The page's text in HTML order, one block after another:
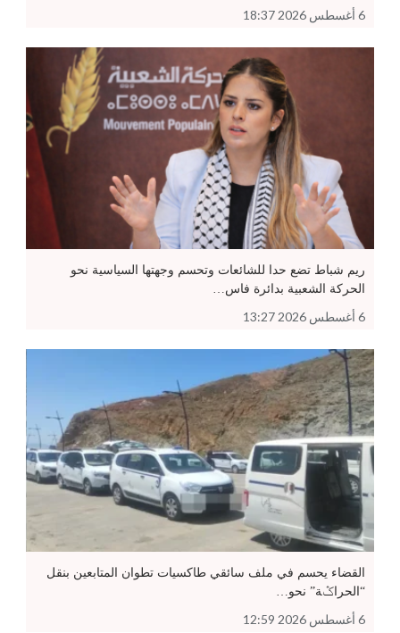
6 أغسطس 2026 18:37
ريم شباط تضع حدا للشائعات وتحسم وجهتها السياسية نحو
الحركة الشعبية بدائرة فاس…
6 أغسطس 2026 13:27
القضاء يحسم في ملف سائقي طاكسيات تطوان المتابعين بنقل
“الحراݣة” نحو…
6 أغسطس 2026 12:59